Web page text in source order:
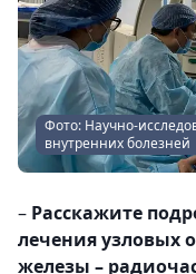
Фото: Научно-
внутренних болезней
– Расскажите
лечения узловых
железы –